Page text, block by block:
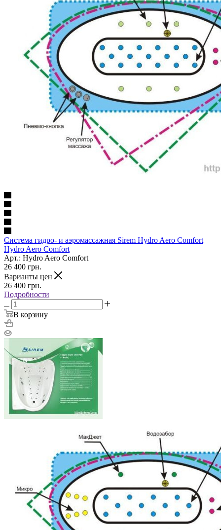
Система гидро- и аэромассажная Sirem Hydro Aero Comfort
Hydro Aero Comfort
Арт.: Hydro Aero Comfort
26 400 грн.
Варианты цен
26 400 грн.
Подробности
В корзину